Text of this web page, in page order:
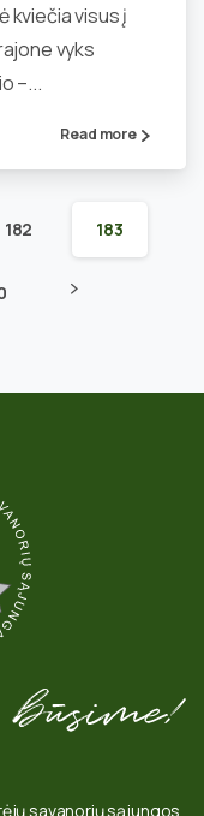
kviečia visus į
vyks
–...
Read more
182 183
savanorių sąjungos